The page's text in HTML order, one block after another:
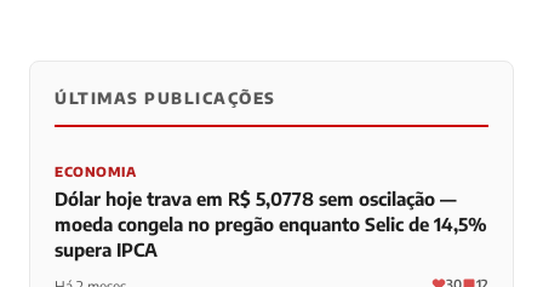
0 0 0
ÚLTIMAS PUBLICAÇÕES
ECONOMIA
Dólar hoje trava em R$ 5,0778 sem oscilação —
moeda congela no pregão enquanto Selic de 14,5%
supera IPCA